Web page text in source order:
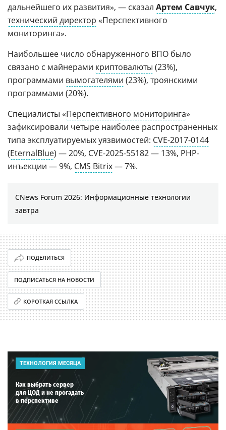
дальнейшего их развития», — сказал Артем Савчук,
технический директор «Перспективного
мониторинга».
Наибольшее число обнаруженного ВПО было
связано с майнерами криптовалюты (23%),
программами вымогателями (23%), троянскими
программами (20%).
Специалисты «Перспективного мониторинга»
зафиксировали четыре наиболее распространенных
типа эксплуатируемых уязвимостей: CVE-2017-0144
(EternalBlue) — 20%, CVE-2025-55182 — 13%, PHP-
инъекции — 9%, CMS Bitrix— 7%.
CNews Forum 2026: Информационные технологии
завтра
ПОДЕЛИТЬСЯ
ПОДПИСАТЬСЯ НА НОВОСТИ
КОРОТКАЯ ССЫЛКА
ТЕХНОЛОГИЯ МЕСЯЦА
Как выбрать сервер
для ЦОД и не прогадать
в перспективе